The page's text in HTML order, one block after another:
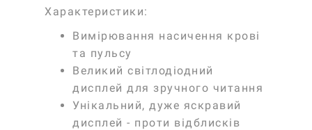
Характеристики:
Вимірювання насичення крові
та пульсу
Великий світлодіодний
дисплей для зручного читання
Унікальний, дуже яскравий
дисплей - проти відблисків